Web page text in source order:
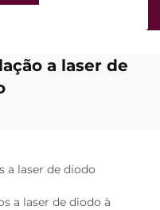
a laser de
a laser de diodo
a laser de diodo à